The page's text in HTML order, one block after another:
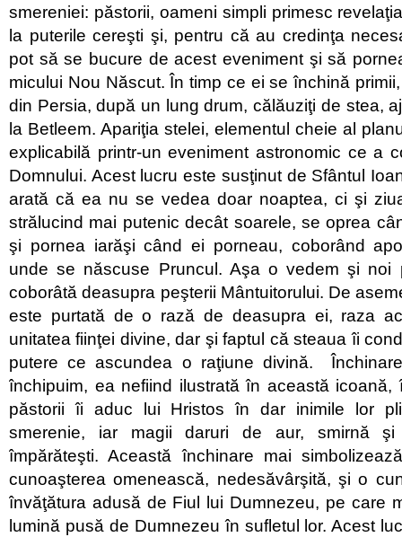
smereniei: păstorii, oameni simpli primesc
la puterile cereşti şi, pentru că au credinţa
pot să se bucure de acest eveniment şi să
micului Nou Născut. În timp ce ei se închină
din Persia, după un lung drum, călăuziţi de stea,
la Betleem. Apariţia stelei, elementul cheie al
explicabilă printr-un eveniment astronomic ce a
Domnului. Acest lucru este susţinut de Sfântul
arată că ea nu se vedea doar noaptea, ci şi
strălucind mai putenic decât soarele, se oprea
şi pornea iarăşi când ei porneau, coborând
unde se născuse Pruncul. Aşa o vedem şi noi
coborâtă deasupra peşterii Mântuitorului. De
este purtată de o rază de deasupra ei, raza
unitatea fiinţei divine, dar şi faptul că steaua îi
putere ce ascundea o raţiune divină.
închipuim, ea nefiind ilustrată în această icoană,
păstorii îi aduc lui Hristos în dar inimile lor
smerenie, iar magii daruri de aur, smirnă şi
împărăteşti. Această închinare mai
cunoaşterea omenească, nedesăvârşită, şi o
învăţătura adusă de Fiul lui Dumnezeu, pe care
lumină pusă de Dumnezeu în sufletul lor. Acest